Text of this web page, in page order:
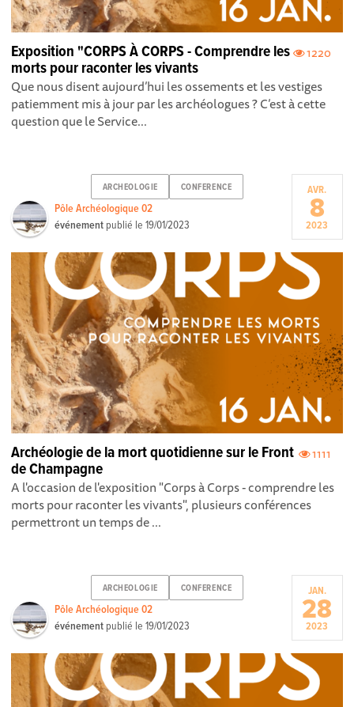
1220
Exposition "CORPS À CORPS - Comprendre les
morts pour raconter les vivants
Que nous disent aujourd’hui les ossements et les vestiges
patiemment mis à jour par les archéologues ? C’est à cette
question que le Service...
ARCHEOLOGIE CONFERENCE
Pôle Archéologique 02
événement publié le19/01/2023
AVR.
8
2023
1111
Archéologie de la mort quotidienne sur le Front
de Champagne
A l'occasion de l'exposition "Corps à Corps - comprendre les
morts pour raconter les vivants", plusieurs conférences
permettront un temps de ...
ARCHEOLOGIE CONFERENCE
Pôle Archéologique 02
événement publié le19/01/2023
JAN.
28
2023